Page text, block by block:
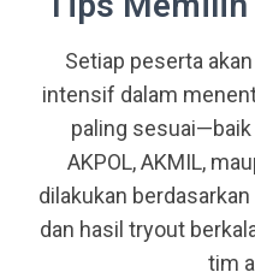
Setiap peserta
intensif dalam
paling sesuai—baik
AKPOL, AKMIL,
dilakukan
dan hasil tryout
tim